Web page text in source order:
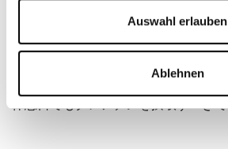
Auswahl erlauben
Ablehnen
あなたの質問 –
私たちの答え